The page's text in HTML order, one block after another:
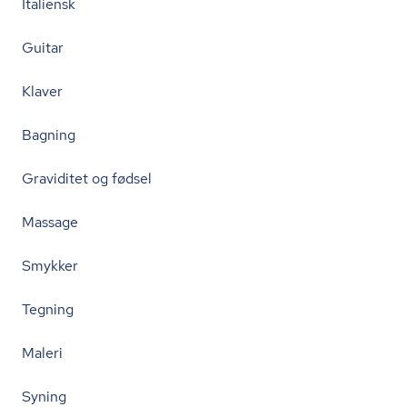
Italiensk
Guitar
Klaver
Bagning
Graviditet og fødsel
Massage
Smykker
Tegning
Maleri
Syning